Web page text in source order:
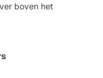
boven het